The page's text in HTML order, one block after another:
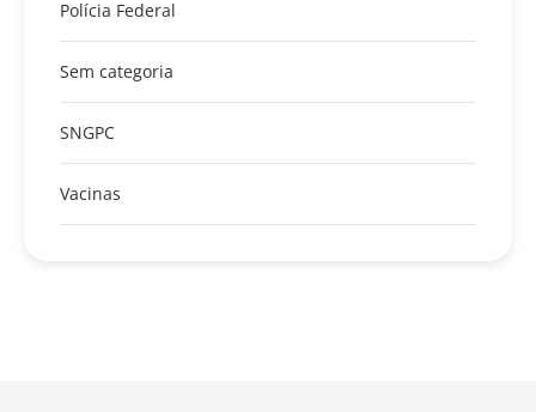
Polícia Federal
Sem categoria
SNGPC
Vacinas